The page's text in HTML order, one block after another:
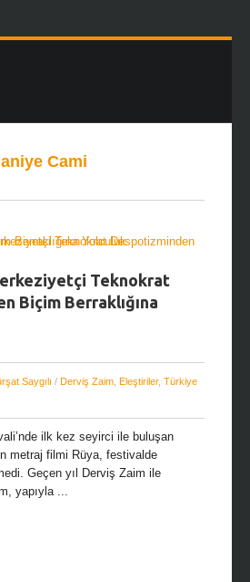
Cami
Teknokrat
Biçim Berraklığına
Saygılı / Derviş Zaim Eleştiriler, Türkiye
ilk kez seyirci ile buluşan
metraj filmi Rüya, festivalde
Geçen yıl Derviş Zaim ile
yapıyla ...